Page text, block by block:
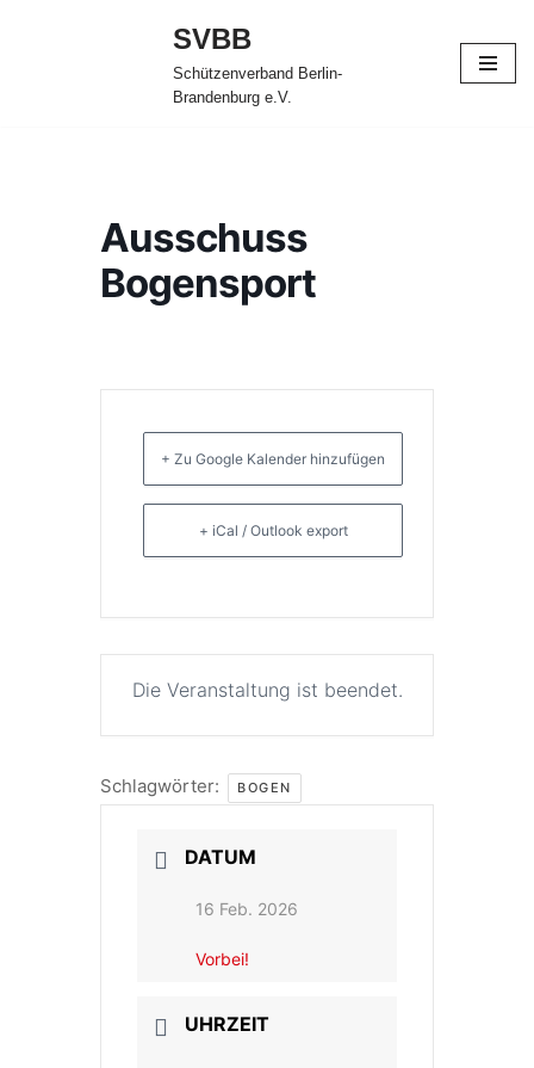
SVBB
Schützenverband Berlin-
Brandenburg e.V.
Ausschuss
Bogensport
+ Zu Google Kalender hinzufügen
+ iCal / Outlook export
Die Veranstaltung ist beendet.
Schlagwörter: BOGEN
DATUM
16 Feb. 2026
Vorbei!
UHRZEIT